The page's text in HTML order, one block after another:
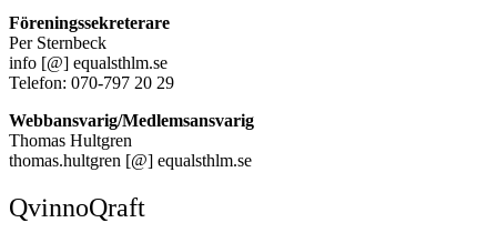
Föreningssekreterare
Per Sternbeck
info [@] equalsthlm.se
Telefon: 070-797 20 29
Webbansvarig/Medlemsansvarig
Thomas Hultgren
thomas.hultgren [@] equalsthlm.se
QvinnoQraft